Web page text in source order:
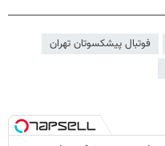
فوتبال پیشکسوتان تهران